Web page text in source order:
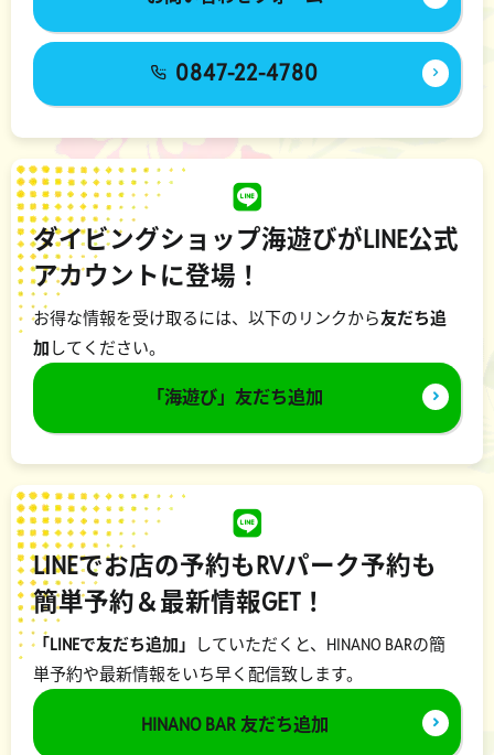
0847-22-4780
ダイビングショップ海遊びがLINE公式
アカウントに登場！
お得な情報を受け取るには、以下のリンクから友だち追
加 してください。
「海遊び」友だち追加
LINEでお店の予約もRVパーク予約も
簡単予約＆最新情報GET！
「LINEで友だち追加」
していただくと、HINANO BARの簡
単予約や最新情報をいち早く配信致します。
HINANO BAR 友だち追加